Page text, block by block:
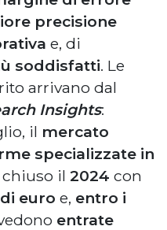
precisione
e, di
soddisfatti. Le
arrivano dal
Insights:
il mercato
specializzate in
chiuso il 2024 con
euro e, entro i
entrate